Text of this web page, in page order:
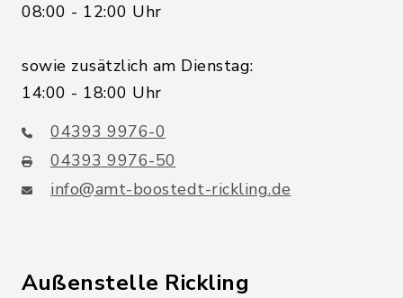
08:00 - 12:00 Uhr
sowie zusätzlich am Dienstag:
14:00 - 18:00 Uhr
04393 9976-0
04393 9976-50
info@amt-boostedt-rickling.de
Außenstelle Rickling